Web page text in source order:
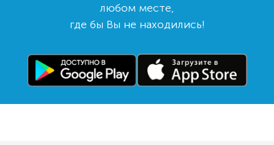
любом месте,
где бы Вы не находились!